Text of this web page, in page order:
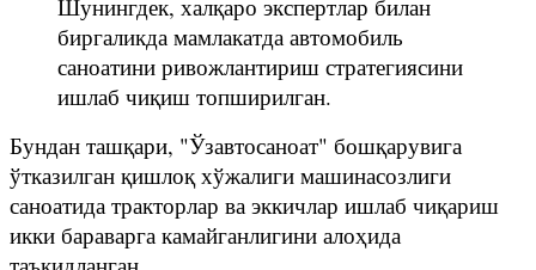
Шунингдек, халқаро экспертлар билан
биргаликда мамлакатда автомобиль
саноатини ривожлантириш стратегиясини
ишлаб чиқиш топширилган.
Бундан ташқари, "Ўзавтосаноат" бошқарувига
ўтказилган қишлоқ хўжалиги машинасозлиги
саноатида тракторлар ва эккичлар ишлаб чиқариш
икки бараварга камайганлигини алоҳида